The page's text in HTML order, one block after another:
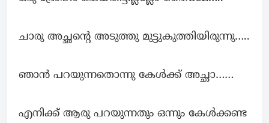
ചാരു അച്ഛന്റെ അടുത്തു മുട്ടുകുത്തിയിരുന്നു…..
ഞാൻ പറയുന്നതൊന്നു കേൾക്ക് അച്ഛാ……
എനിക്ക് ആരു പറയുന്നതും ഒന്നും കേൾക്കണ്ട